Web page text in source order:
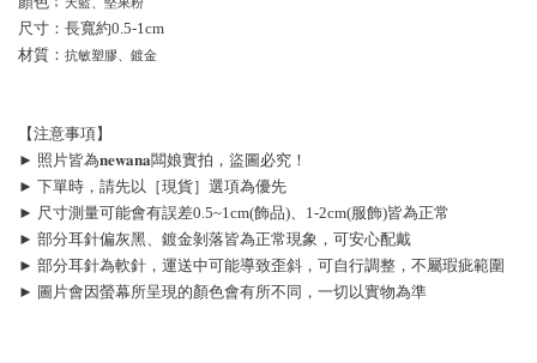
天藍、堅果粉
尺寸：長寬約0.5-1cm
材質： 抗敏塑膠、鍍金
【注意事項】
► 照片皆為𝐧𝐞𝐰𝐚𝐧𝐚闆娘實拍，盜圖必究！
► 下單時，請先以［現貨］選項為優先
► 尺寸測量可能會有誤差0.5~1cm(飾品)、1-2cm(服飾)皆為正常
► 部分耳針偏灰黑、鍍金剝落皆為正常現象，可安心配戴
► 部分耳針為軟針，運送中可能導致歪斜，可自行調整，不屬瑕疵範圍
► 圖片會因螢幕所呈現的顏色會有所不同，一切以實物為準